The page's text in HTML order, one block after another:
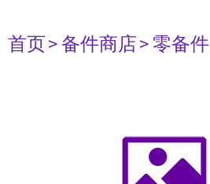
首页> 备件商店> 零备件